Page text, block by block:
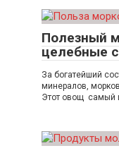
Полезный
целебные
За богатейший
минералов,
Этот овощ самый